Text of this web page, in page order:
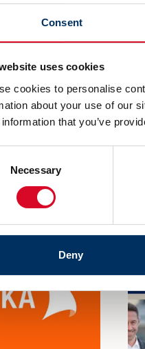
Consent
uses cookies
cookies to personalise
about your use of our
that you’ve
Necessary
Deny
som stod for